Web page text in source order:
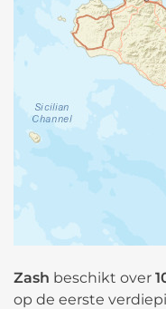
Zash beschikt over
op de eerste